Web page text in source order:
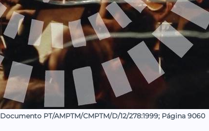
Documento PT/AMPTM/CMPTM/D/12/278:1999; Página 9060